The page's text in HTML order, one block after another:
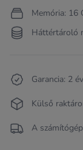
Memória: 16
Háttértároló
Garancia: 2
Külső
A